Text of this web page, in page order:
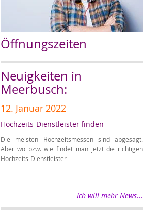
Öffnungszeiten
Neuigkeiten in
Meerbusch:
12. Januar 2022
Hochzeits-Dienstleister finden
Die meisten Hochzeitsmessen sind abgesagt.
Aber wo bzw. wie findet man jetzt die richtigen
Hochzeits-Dienstleister
Ich will mehr News...